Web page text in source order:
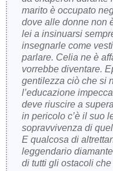
marito è occupato
dove alle donne non
lei a insinuarsi
insegnarle come
parlare. Celia ne è
vorrebbe diventare.
gentilezza ciò che si
l’educazione
deve riuscire a
in pericolo c’è il suo
sopravvivenza di
E qualcosa di
leggendario
di tutti gli ostacoli